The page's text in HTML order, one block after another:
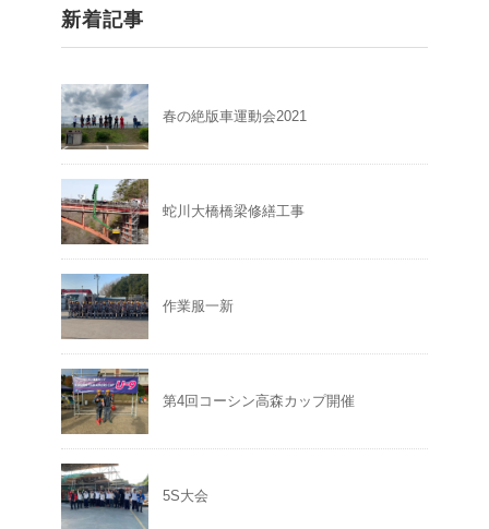
新着記事
春の絶版車運動会2021
蛇川大橋橋梁修繕工事
作業服一新
第4回コーシン高森カップ開催
5S大会